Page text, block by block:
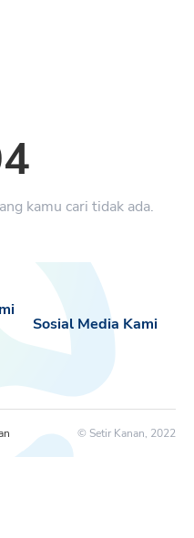
kamu cari tidak ada.
Sosial Media Kami
© Setir Kanan, 2022